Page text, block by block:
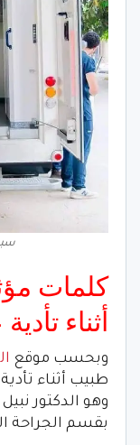
كلمات
أثناء
وبحسب موقع
طبيب أثناء
وهو الدكتور
بقسم الجراحة